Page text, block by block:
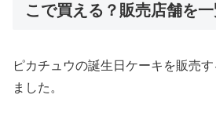
こで買える？販売店舗を一
ピカチュウの誕生日ケーキを販売
ました。